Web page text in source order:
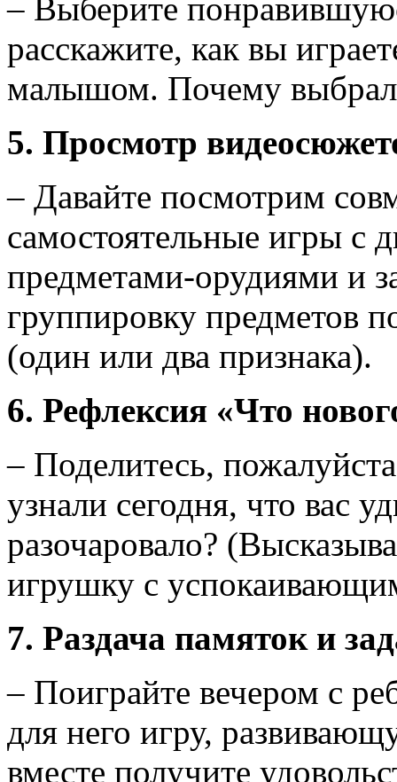
– Выберите
расскажите, как вы
малышом. Почему
5. Просмотр
– Давайте посмотрим
самостоятельные игры с
предметами-орудиями и
группировку предметов
(один или два признака).
6. Рефлексия «Что
– Поделитесь,
узнали сегодня, что вас
разочаровало?
игрушку с
7. Раздача памяток и
– Поиграйте вечером с
для него игру,
вместе получите